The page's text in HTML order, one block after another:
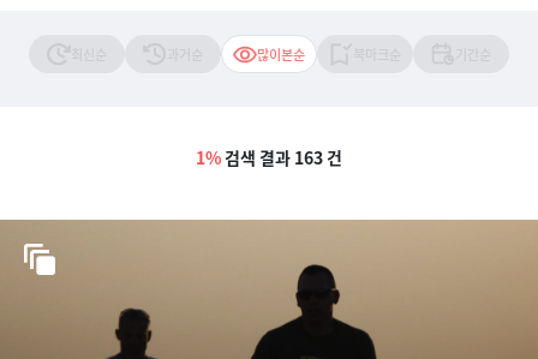
많이본순
1%검색 결과 163 건